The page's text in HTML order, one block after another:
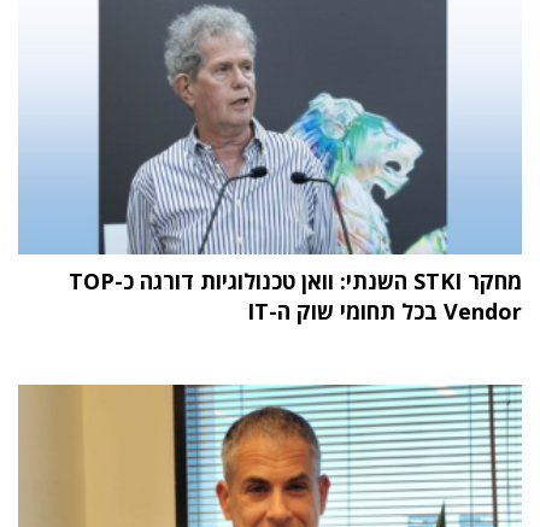
מחקר STKI השנתי: וואן טכנולוגיות דורגה כ-TOP
Vendor בכל תחומי שוק ה-IT